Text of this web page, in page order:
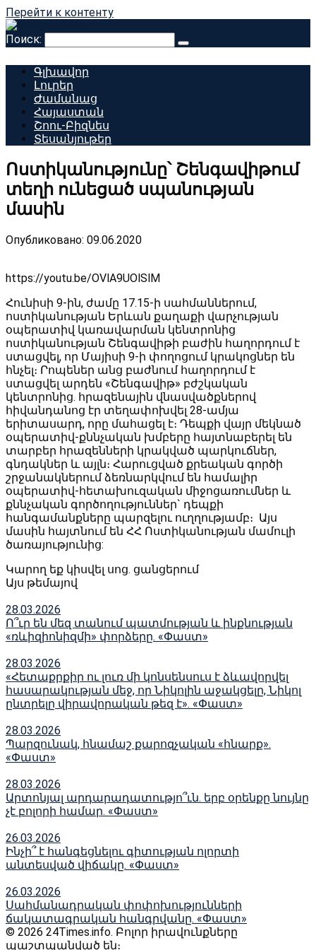
Перейти к контенту
Поиск:
Գլխավոր
Լուրեր
Ժամանաց
Հայաստան
Շոու-Բիզնես
Տեսանյութեր
Ոստիկանությունը՝ Շենգավիթում
տեղի ունեցած սպանության
մասին
Опубликовано: 09.06.2020
https://youtu.be/OVlA9UOlSlM
Հունիսի 9-ին, ժամը 17.15-ի սահմաններում,
ոստիկանության Երևան քաղաքի վարչության
օպերատիվ կառավարման կենտրոնից
ոստիկանության Շենգավիթի բաժին հաղորդում է
ստացվել, որ Մայիսի 9-ի փողոցում կրակոցներ են
հնչել։ Րոպեներ անց բաժնում հաղորդում է
ստացվել արդեն «Շենգավիթ» բժշկական
կենտրոնից. հրազենային վնասվածքներով
հիվանդանոց էր տեղափոխվել 28-ամյա
երիտասարդ, որը մահացել է։ Դեպքի վայր մեկնած
օպերատիվ-քննչական խմբերը հայտնաբերել են
տարբեր հրազենների կրակված պարկուճներ,
գնդակներ և այլն։ Հարուցված քրեական գործի
շրջանակներում ձեռնարկվում են համալիր
օպերատիվ-հետախուզական միջոցառումներ և
քննչական գործողություններ` դեպքի
հանգամանքները պարզելու ուղղությամբ։ Այս
մասին հայտնում են ՀՀ Ոստիկանության մամուլի
ծառայությունից:
Կարող եք կիսվել սոց․ ցանցերում
Այս թեմայով
28.03.2026
Ո՞ւր են մեզ տանում պատմության և ինքնության
«ռևիզիոնիզմի» փորձերը. «Փաստ»
28.03.2026
«Հետաքրքիր ու լուռ մի կոնսենսուս է ձևավորվել
հասարակության մեջ, որ Նիկոլին աջակցելը, Նիկոլ
ընտրելը վիրավորական թեզ է». «Փաստ»
28.03.2026
Պարզունակ, հնամաշ քարոզչական «հնարք».
«Փաստ»
28.03.2026
Արտոնյալ արդարադատությո՞ւն. երբ օրենքը նույնը
չէ բոլորի համար. «Փաստ»
26.03.2026
Ինչի՞ է հանգեցնելու գիտության ոլորտի
անտեսված վիճակը. «Փաստ»
26.03.2026
Սահմանադրական փոփոխությունների
ճակատագրական հանգրվանը. «Փաստ»
© 2026 24Times.info․ Բոլոր իրավունքները
պաշտպանված են։